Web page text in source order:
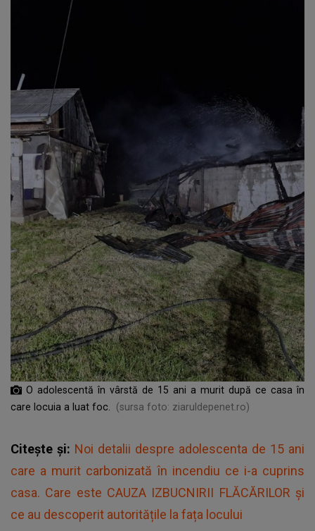
O adolescentă în vârstă de 15 ani a murit după ce casa în
care locuia a luat foc.
(sursa foto: ziaruldepenet.ro)
Citește și: Noi detalii despre adolescenta de 15 ani
care a murit carbonizată în incendiu ce i-a cuprins
casa. Care este CAUZA IZBUCNIRII FLĂCĂRILOR și
ce au descoperit autoritățile la fața locului